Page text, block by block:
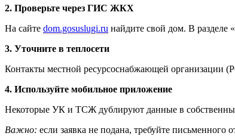
2. Проверьте через ГИС ЖКХ
На сайте dom.gosuslugi.ru найдите свой дом. В разделе
3. Уточните в теплосети
Контакты местной ресурсоснабжающей организации
4. Используйте мобильное приложение
Некоторые УК и ТСЖ дублируют данные в
Важно: если заявка не подана, требуйте